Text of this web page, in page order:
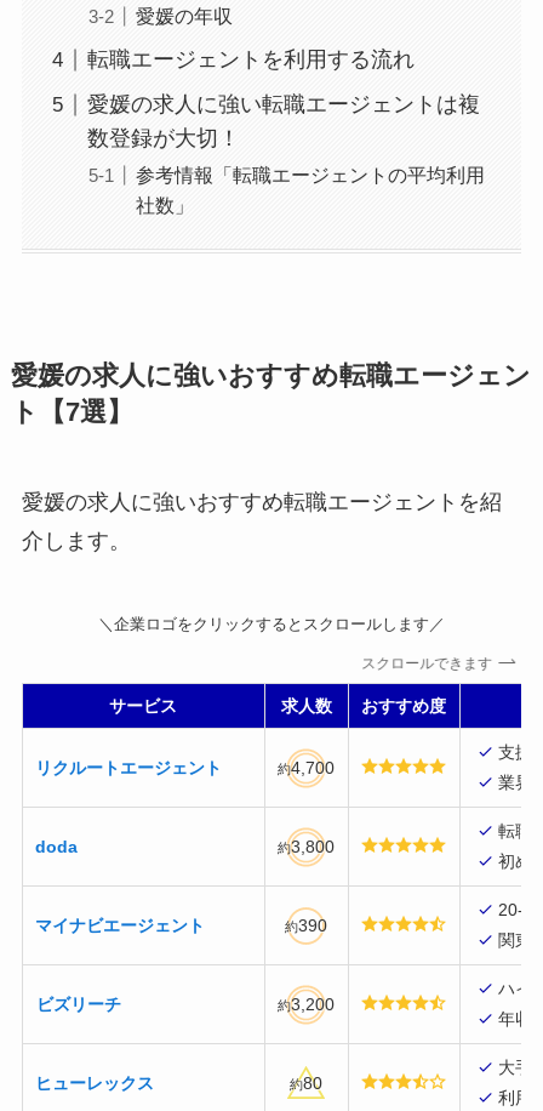
愛媛の年収
転職エージェントを利用する流れ
愛媛の求人に強い転職エージェントは複
数登録が大切！
参考情報「転職エージェントの平均利用
社数」
愛媛の求人に強いおすすめ転職エージェン
ト【7選】
愛媛の求人に強いおすすめ転職エージェントを紹
介します。
＼企業ロゴをクリックするとスクロールします／
スクロールできます
サービス 求人数 おすすめ度
リクルートエージェント 約4,700
支援
業界
doda 約3,800
転職
初め
マイナビエージェント 約390
20-
関東
ビズリーチ 約3,200
ハイ
年収
ヒューレックス 約80
大手
利用